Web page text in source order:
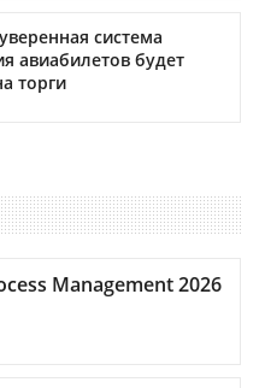
система
авиабилетов будет
торги
Management 2026